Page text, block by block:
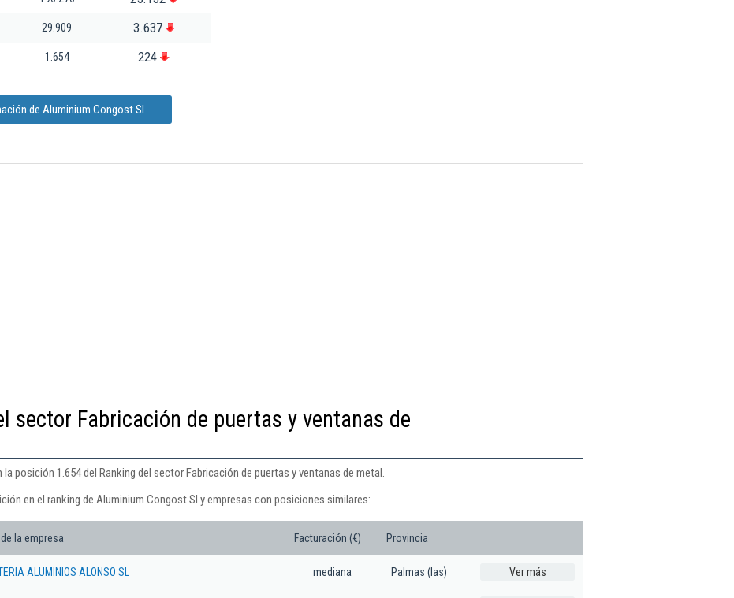
29.909 3.637
1.654 224
de Aluminium Congost Sl
sector Fabricación de puertas y ventanas de
posición 1.654 del Ranking del sector Fabricación de puertas y ventanas de metal.
en el ranking de Aluminium Congost Sl y empresas con posiciones similares:
la empresa Facturación (€) Provincia
ALUMINIOS ALONSO SL mediana Palmas (las) Ver más